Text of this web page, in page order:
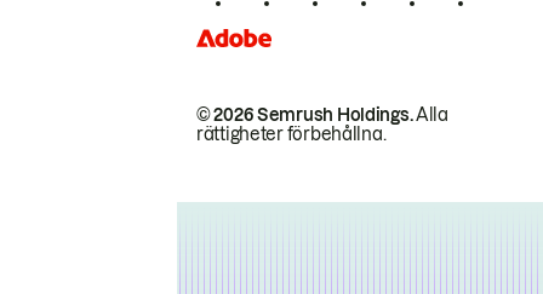
© 2026 Semrush Holdings.Alla
rättigheter förbehållna.